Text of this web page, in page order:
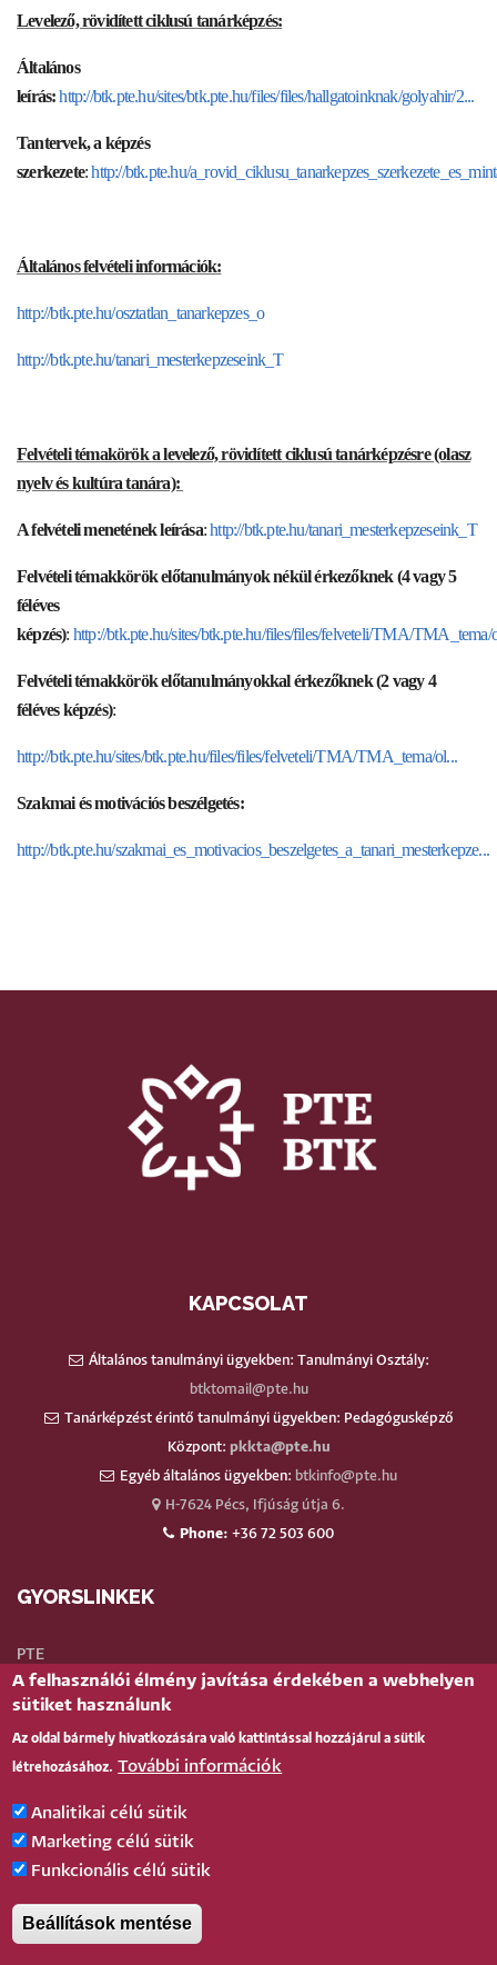
Levelező, rövidített ciklusú tanárképzés:
Általános
leírás: http://btk.pte.hu/sites/btk.pte.hu/files/files/hallgatoinknak/golyahir/2...
Tantervek, a képzés
szerkezete:http://btk.pte.hu/
Általános felvételi információk:
http://btk.pte.hu/osztatlan_tanarkepzes_o
http://btk.pte.hu/tanari_mesterkepzeseink_T
Felvételi témakörök a levelező, rövidített ciklusú tanárképzésre (olasz
nyelv és kultúra tanára):
A felvételi menetének leírása:http://btk.pte.hu/tanari_mesterkepzeseink_T
Felvételi témakkörök előtanulmányok nékül érkezőknek (4 vagy 5
féléves
képzés): http://btk.pte.hu/sites/btk.pte.hu/files/files/felveteli/TMA/TMA_tema/
Felvételi témakkörök előtanulmányokkal érkezőknek (2 vagy 4
féléves képzés):
http://btk.pte.hu/sites/btk.pte.hu/files/files/felveteli/TMA/TMA_tema/ol...
Szakmai és motivációs beszélgetés:
http://btk.pte.hu/szakmai_es_motivacios_beszelgetes_a_tanari_mesterkepze...
KAPCSOLAT
Általános tanulmányi ügyekben: Tanulmányi Osztály:
btktomail@pte.hu
Tanárképzést érintő tanulmányi ügyekben: Pedagógusképző
Központ: pkkta@pte.hu
Egyéb általános ügyekben: btkinfo@pte.hu
H-7624 Pécs, Ifjúság útja 6.
Phone: +36 72 503 600
GYORSLINKEK
PTE
Neptun
Webmail
Telefonkönyv
Teams
TÉR
(oktatói)
BELÉPÉS
Bejelentkezés
Pécsi Tudományegyetem |
A felhasználói élmény javítása érdekében a webhelyen
sütiket használunk
Az oldal bármely hivatkozására való kattintással hozzájárul a sütik
létrehozásához. További információk
Analitikai célú sütik
Marketing célú sütik
Funkcionális célú sütik
Beállítások mentése